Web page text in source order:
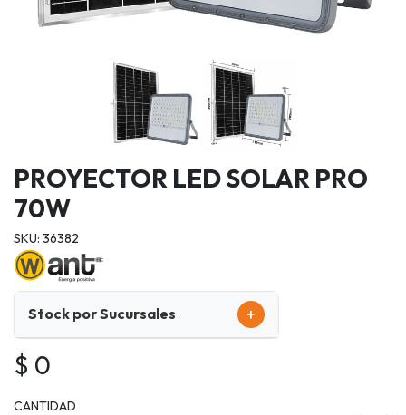
PROYECTOR LED SOLAR PRO
70W
SKU: 36382
Stock por Sucursales +
$ 0
CANTIDAD